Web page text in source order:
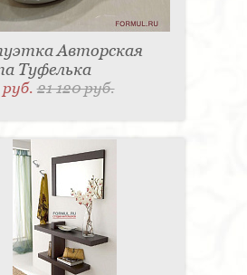
Авторская
Туфелька
руб.21 120 руб.